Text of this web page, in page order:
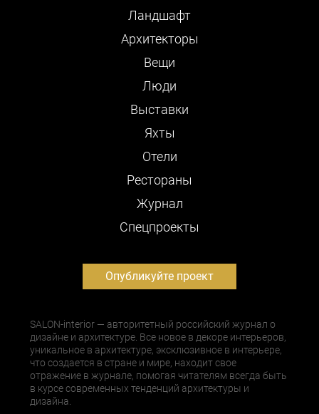
Ландшафт
Архитекторы
Вещи
Люди
Выставки
Яхты
Отели
Рестораны
Журнал
Cпецпроекты
Опубликуйте проект
SALON-interior — авторитетный российский журнал о
дизайне и архитектуре. Все новое в декоре интерьеров,
уникальное в архитектуре, эксклюзивное в интерьере,
что создается в стране и мире, находит свое
отражение в журнале, помогая читателям всегда быть
в курсе современных тенденций архитектуры и
дизайна.